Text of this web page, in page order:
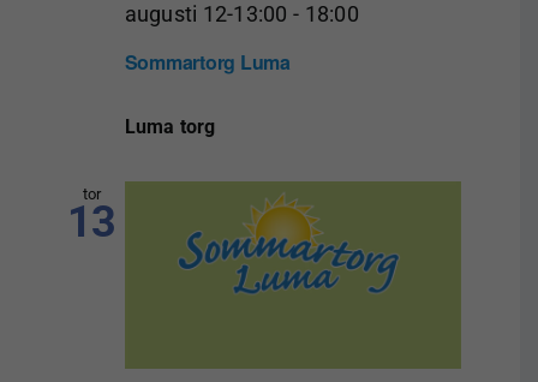
Sommartorg Luma
augusti 12-13:00 - 18:00
Luma torg
tor
13